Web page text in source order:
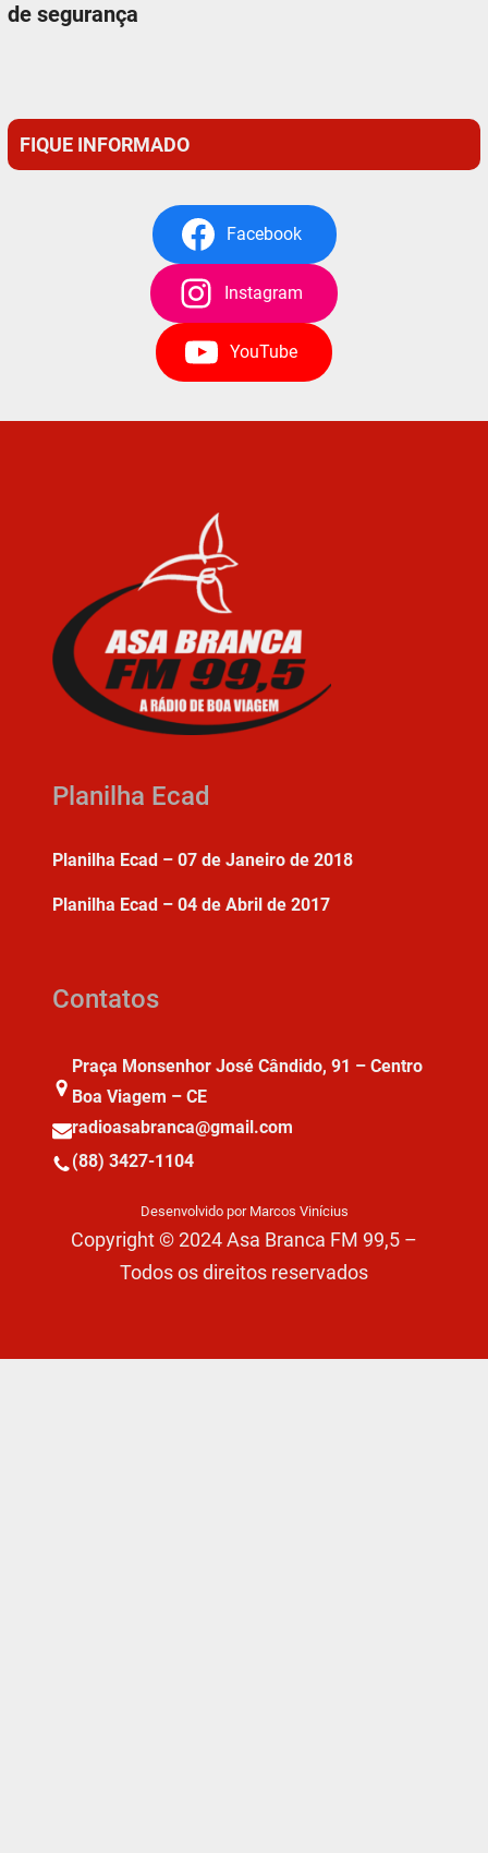
de segurança
FIQUE INFORMADO
Facebook
Instagram
YouTube
Planilha Ecad
Planilha Ecad – 07 de Janeiro de 2018
Planilha Ecad – 04 de Abril de 2017
Contatos
Praça Monsenhor José Cândido, 91 – Centro
Boa Viagem – CE
radioasabranca@gmail.com
(88) 3427-1104
Desenvolvido por Marcos Vinícius
Copyright © 2024 Asa Branca FM 99,5 –
Todos os direitos reservados